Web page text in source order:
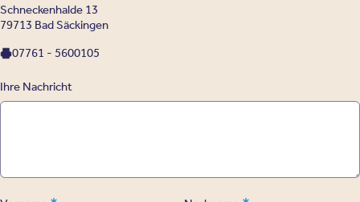
Schneckenhalde 13
79713 Bad Säckingen
07761 - 5600105
Ihre Nachricht